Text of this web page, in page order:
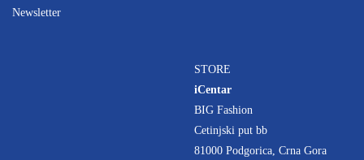
Newsletter
STORE
iCentar
BIG Fashion
Cetinjski put bb
81000 Podgorica, Crna Gora